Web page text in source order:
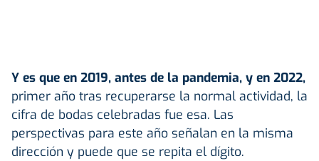
Y es que en 2019, antes de la pandemia, y en 2022,
primer año tras recuperarse la normal actividad, la
cifra de bodas celebradas fue esa. Las
perspectivas para este año señalan en la misma
dirección y puede que se repita el dígito.